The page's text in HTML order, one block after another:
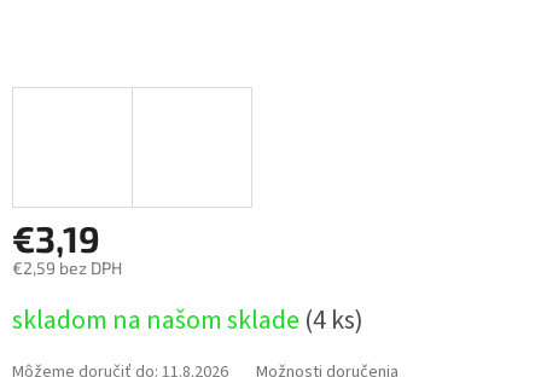
€3,19
€2,59 bez DPH
cena:
skladom na našom sklade (4 ks)
Môžeme doručiť do: 11.8.2026 Možnosti doručenia